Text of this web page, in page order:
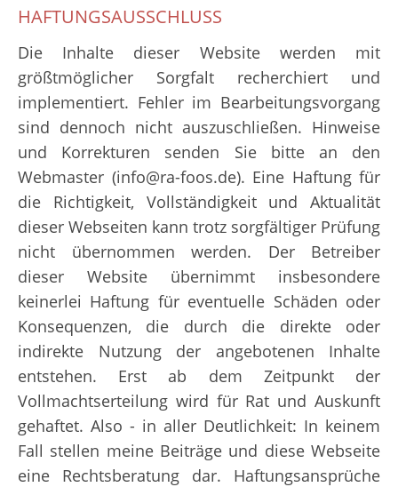
HAFTUNGSAUSSCHLUSS
Die Inhalte dieser Website werden mit
größtmöglicher Sorgfalt recherchiert und
implementiert. Fehler im Bearbeitungsvorgang
sind dennoch nicht auszuschließen. Hinweise
und Korrekturen senden Sie bitte an den
Webmaster (info@ra-foos.de). Eine Haftung für
die Richtigkeit, Vollständigkeit und Aktualität
dieser Webseiten kann trotz sorgfältiger Prüfung
nicht übernommen werden. Der Betreiber
dieser Website übernimmt insbesondere
keinerlei Haftung für eventuelle Schäden oder
Konsequenzen, die durch die direkte oder
indirekte Nutzung der angebotenen Inhalte
entstehen. Erst ab dem Zeitpunkt der
Vollmachtserteilung wird für Rat und Auskunft
gehaftet. Also - in aller Deutlichkeit: In keinem
Fall stellen meine Beiträge und diese Webseite
eine Rechtsberatung dar. Haftungsansprüche